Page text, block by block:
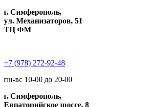
г. Симферополь,
ул. Механизаторов, 51
ТЦ ФМ
+7 (978) 272-92-48
пн-вс 10-00 до 20-00
г. Симферополь,
Евпаторийское шоссе, 8